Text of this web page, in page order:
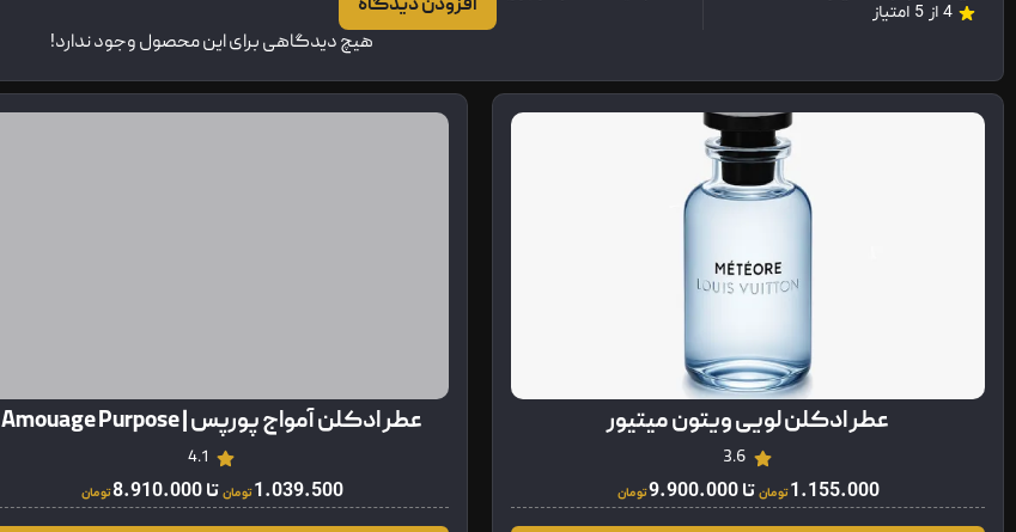
4 از 5 امتیاز
افزودن دیدگاه
هیچ دیدگاهی برای این محصول وجود ندارد!
عطر ادکلن لویی ویتون میتیور
3.6
1.155.000تومان تا9.900.000تومان
عطر ادکلن آمواج پورپس | Amouage Purpose
4.1
1.039.500تومان تا8.910.000تومان